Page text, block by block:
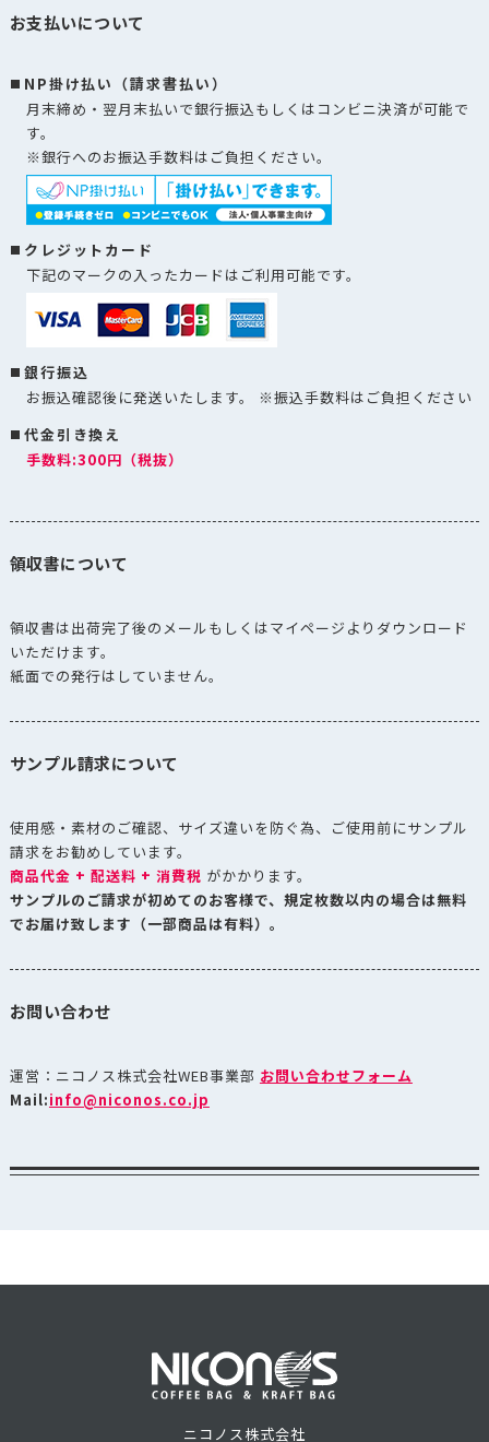
お支払いについて
NP掛け払い（請求書払い）
月末締め・翌月末払いで銀行振込もしくはコンビニ決済が可能で
す。
※銀行へのお振込手数料はご負担ください。
クレジットカード
下記のマークの入ったカードはご利用可能です。
銀行振込
お振込確認後に発送いたします。 ※振込手数料はご負担ください
代金引き換え
手数料:300円（税抜）
領収書について
領収書は出荷完了後のメールもしくはマイページよりダウンロード
いただけます。
紙面での発行はしていません。
サンプル請求について
使用感・素材のご確認、サイズ違いを防ぐ為、ご使用前にサンプル
請求をお勧めしています。
商品代金 + 配送料 + 消費税 がかかります。
サンプルのご請求が初めてのお客様で、規定枚数以内の場合は無料
でお届け致します（一部商品は有料）。
お問い合わせ
運営：ニコノス株式会社WEB事業部 お問い合わせフォーム
Mail:info@niconos.co.jp
ニコノス株式会社